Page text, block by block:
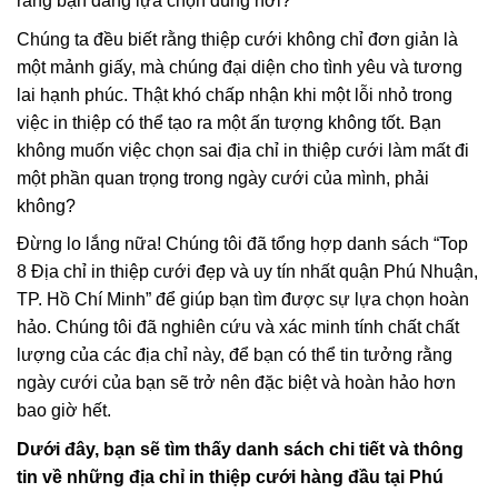
Chúng ta đều biết rằng thiệp cưới không chỉ đơn giản là
một mảnh giấy, mà chúng đại diện cho tình yêu và tương
lai hạnh phúc. Thật khó chấp nhận khi một lỗi nhỏ trong
việc in thiệp có thể tạo ra một ấn tượng không tốt. Bạn
không muốn việc chọn sai địa chỉ in thiệp cưới làm mất đi
một phần quan trọng trong ngày cưới của mình, phải
không?
Đừng lo lắng nữa! Chúng tôi đã tổng hợp danh sách “Top
8 Địa chỉ in thiệp cưới đẹp và uy tín nhất quận Phú Nhuận,
TP. Hồ Chí Minh” để giúp bạn tìm được sự lựa chọn hoàn
hảo. Chúng tôi đã nghiên cứu và xác minh tính chất chất
lượng của các địa chỉ này, để bạn có thể tin tưởng rằng
ngày cưới của bạn sẽ trở nên đặc biệt và hoàn hảo hơn
bao giờ hết.
Dưới đây, bạn sẽ tìm thấy danh sách chi tiết và thông
tin về những địa chỉ in thiệp cưới hàng đầu tại Phú